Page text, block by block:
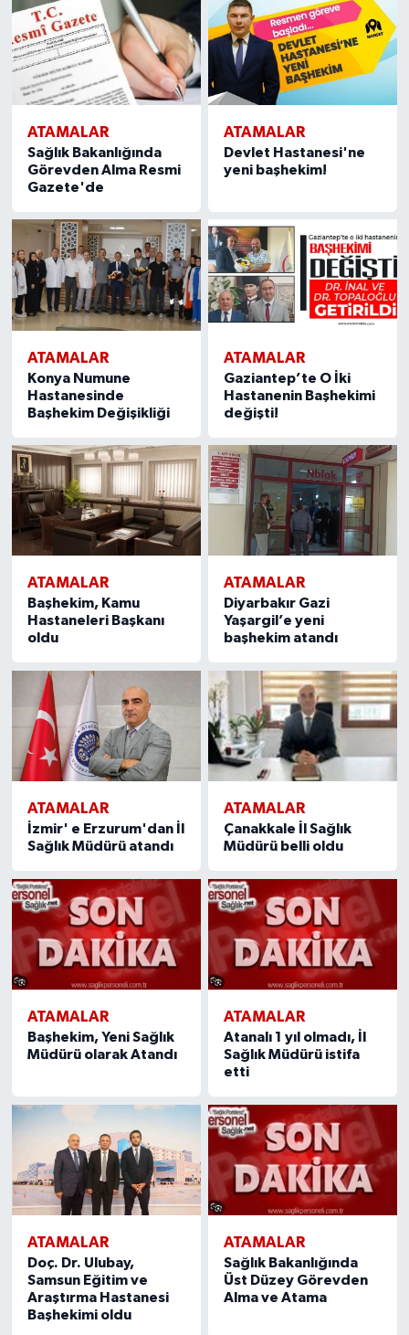
ATAMALAR
Sağlık Bakanlığında
Görevden Alma Resmi
Gazete'de
ATAMALAR
Devlet Hastanesi'ne
yeni başhekim!
ATAMALAR
Konya Numune
Hastanesinde
Başhekim Değişikliği
ATAMALAR
Gaziantep’te O İki
Hastanenin Başhekimi
değişti!
ATAMALAR
Başhekim, Kamu
Hastaneleri Başkanı
oldu
ATAMALAR
Diyarbakır Gazi
Yaşargil’e yeni
başhekim atandı
ATAMALAR
İzmir' e Erzurum'dan İl
Sağlık Müdürü atandı
ATAMALAR
Çanakkale İl Sağlık
Müdürü belli oldu
ATAMALAR
Başhekim, Yeni Sağlık
Müdürü olarak Atandı
ATAMALAR
Atanalı 1 yıl olmadı, İl
Sağlık Müdürü istifa
etti
ATAMALAR
Doç. Dr. Ulubay,
Samsun Eğitim ve
Araştırma Hastanesi
Başhekimi oldu
ATAMALAR
Sağlık Bakanlığında
Üst Düzey Görevden
Alma ve Atama